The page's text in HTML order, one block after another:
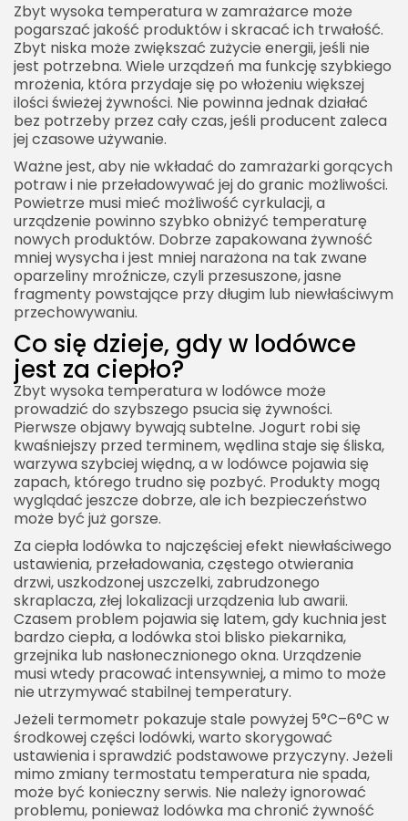
Zbyt wysoka temperatura w zamrażarce może
pogarszać jakość produktów i skracać ich trwałość.
Zbyt niska może zwiększać zużycie energii, jeśli nie
jest potrzebna. Wiele urządzeń ma funkcję szybkiego
mrożenia, która przydaje się po włożeniu większej
ilości świeżej żywności. Nie powinna jednak działać
bez potrzeby przez cały czas, jeśli producent zaleca
jej czasowe używanie.
Ważne jest, aby nie wkładać do zamrażarki gorących
potraw i nie przeładowywać jej do granic możliwości.
Powietrze musi mieć możliwość cyrkulacji, a
urządzenie powinno szybko obniżyć temperaturę
nowych produktów. Dobrze zapakowana żywność
mniej wysycha i jest mniej narażona na tak zwane
oparzeliny mroźnicze, czyli przesuszone, jasne
fragmenty powstające przy długim lub niewłaściwym
przechowywaniu.
Co się dzieje, gdy w lodówce
jest za ciepło?
Zbyt wysoka temperatura w lodówce może
prowadzić do szybszego psucia się żywności.
Pierwsze objawy bywają subtelne. Jogurt robi się
kwaśniejszy przed terminem, wędlina staje się śliska,
warzywa szybciej więdną, a w lodówce pojawia się
zapach, którego trudno się pozbyć. Produkty mogą
wyglądać jeszcze dobrze, ale ich bezpieczeństwo
może być już gorsze.
Za ciepła lodówka to najczęściej efekt niewłaściwego
ustawienia, przeładowania, częstego otwierania
drzwi, uszkodzonej uszczelki, zabrudzonego
skraplacza, złej lokalizacji urządzenia lub awarii.
Czasem problem pojawia się latem, gdy kuchnia jest
bardzo ciepła, a lodówka stoi blisko piekarnika,
grzejnika lub nasłonecznionego okna. Urządzenie
musi wtedy pracować intensywniej, a mimo to może
nie utrzymywać stabilnej temperatury.
Jeżeli termometr pokazuje stale powyżej 5°C–6°C w
środkowej części lodówki, warto skorygować
ustawienia i sprawdzić podstawowe przyczyny. Jeżeli
mimo zmiany termostatu temperatura nie spada,
może być konieczny serwis. Nie należy ignorować
problemu, ponieważ lodówka ma chronić żywność